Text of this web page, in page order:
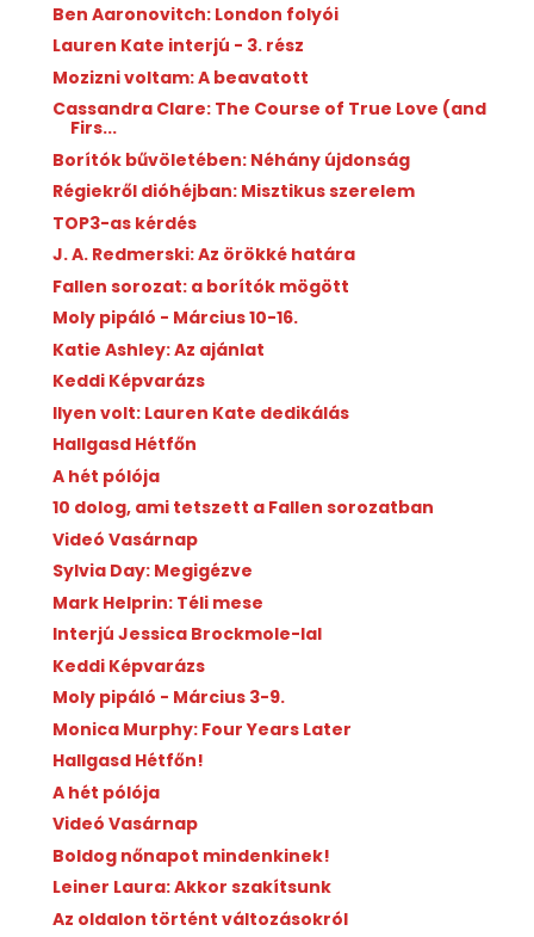
Ben Aaronovitch: London folyói
Lauren Kate interjú - 3. rész
Mozizni voltam: A beavatott
Cassandra Clare: The Course of True Love (and
Firs...
Borítók bűvöletében: Néhány újdonság
Régiekről dióhéjban: Misztikus szerelem
TOP3-as kérdés
J. A. Redmerski: Az örökké határa
Fallen sorozat: a borítók mögött
Moly pipáló - Március 10-16.
Katie Ashley: Az ajánlat
Keddi Képvarázs
Ilyen volt: Lauren Kate dedikálás
Hallgasd Hétfőn
A hét pólója
10 dolog, ami tetszett a Fallen sorozatban
Videó Vasárnap
Sylvia Day: Megigézve
Mark Helprin: Téli mese
Interjú Jessica Brockmole-lal
Keddi Képvarázs
Moly pipáló - Március 3-9.
Monica Murphy: Four Years Later
Hallgasd Hétfőn!
A hét pólója
Videó Vasárnap
Boldog nőnapot mindenkinek!
Leiner Laura: Akkor szakítsunk
Az oldalon történt változásokról